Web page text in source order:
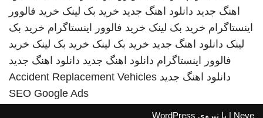
اهنگ جدید دانلود اهنگ جدید خرید بک لینک خرید فالوور
اینستاگرام خرید بک لینک خرید فالوور اینستاگرام خرید بک
لینک دانلود اهنگ جدید خرید بک لینک خرید بک لینک خرید
فالوور اینستاگرام دانلود اهنگ جدید دانلود اهنگ جدید
دانلود اهنگ جدید Accident Replacement Vehicles
SEO Google Ads
Neve | با نیروی WordPress